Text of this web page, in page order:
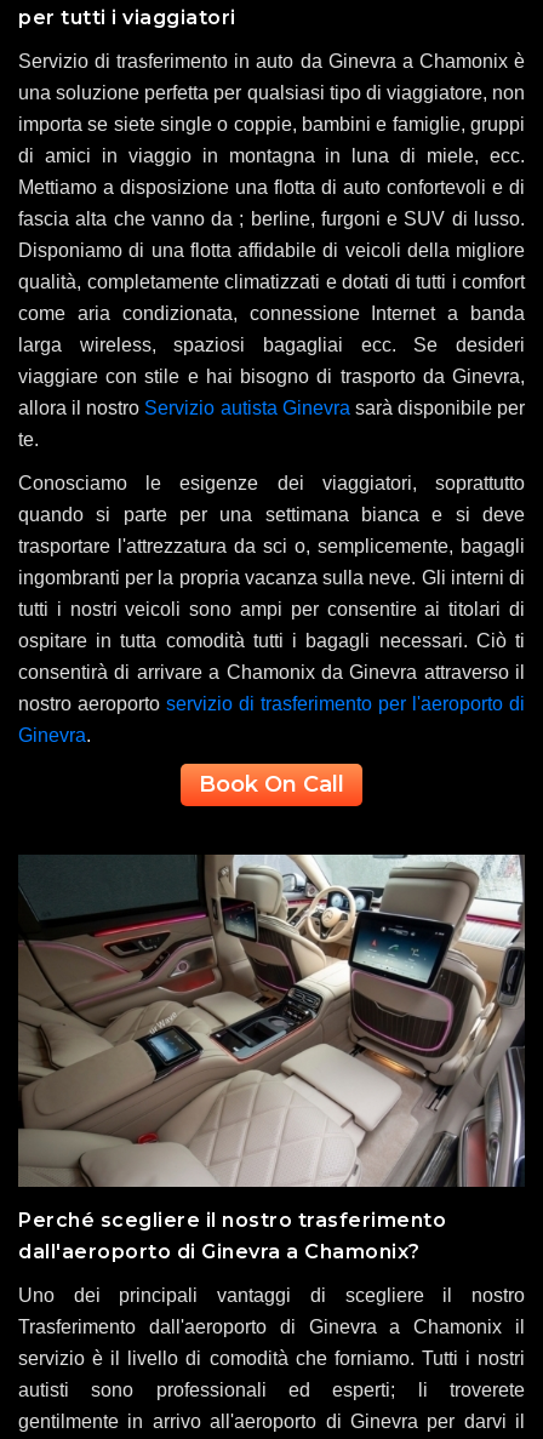
per tutti i viaggiatori
Servizio di trasferimento in auto da Ginevra a Chamonix è
una soluzione perfetta per qualsiasi tipo di viaggiatore, non
importa se siete single o coppie, bambini e famiglie, gruppi
di amici in viaggio in montagna in luna di miele, ecc.
Mettiamo a disposizione una flotta di auto confortevoli e di
fascia alta che vanno da ; berline, furgoni e SUV di lusso.
Disponiamo di una flotta affidabile di veicoli della migliore
qualità, completamente climatizzati e dotati di tutti i comfort
come aria condizionata, connessione Internet a banda
larga wireless, spaziosi bagagliai ecc. Se desideri
viaggiare con stile e hai bisogno di trasporto da Ginevra,
allora il nostro Servizio autista Ginevra sarà disponibile per
te.
Conosciamo le esigenze dei viaggiatori, soprattutto
quando si parte per una settimana bianca e si deve
trasportare l'attrezzatura da sci o, semplicemente, bagagli
ingombranti per la propria vacanza sulla neve. Gli interni di
tutti i nostri veicoli sono ampi per consentire ai titolari di
ospitare in tutta comodità tutti i bagagli necessari. Ciò ti
consentirà di arrivare a Chamonix da Ginevra attraverso il
nostro aeroporto servizio di trasferimento per l'aeroporto di
Ginevra.
Book On Call
Perché scegliere il nostro trasferimento
dall'aeroporto di Ginevra a Chamonix?
Uno dei principali vantaggi di scegliere il nostro
Trasferimento dall'aeroporto di Ginevra a Chamonix il
servizio è il livello di comodità che forniamo. Tutti i nostri
autisti sono professionali ed esperti; li troverete
gentilmente in arrivo all'aeroporto di Ginevra per darvi il